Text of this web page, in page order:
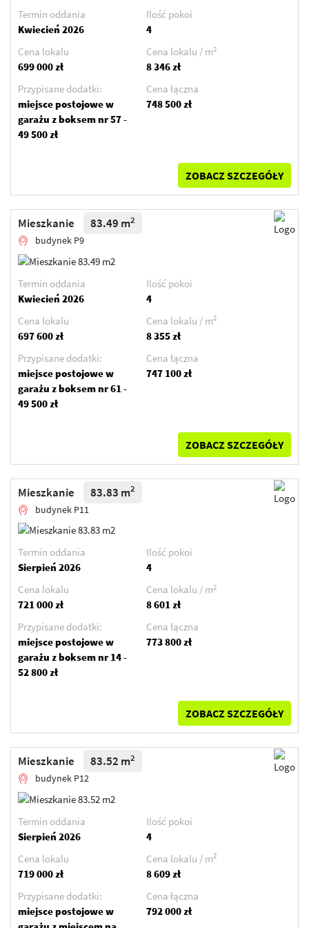
Termin oddania
Kwiecień 2026
Ilość pokoi
4
Cena lokalu
699 000 zł
Cena lokalu / m2
8 346 zł
Przypisane dodatki:
miejsce postojowe w
garażu z boksem nr 57 -
49 500 zł
Cena łączna
748 500 zł
ZOBACZ SZCZEGÓŁY
Mieszkanie 83.49 m2
budynek P9
Termin oddania
Kwiecień 2026
Ilość pokoi
4
Cena lokalu
697 600 zł
Cena lokalu / m2
8 355 zł
Przypisane dodatki:
miejsce postojowe w
garażu z boksem nr 61 -
49 500 zł
Cena łączna
747 100 zł
ZOBACZ SZCZEGÓŁY
Mieszkanie 83.83 m2
budynek P11
Termin oddania
Sierpień 2026
Ilość pokoi
4
Cena lokalu
721 000 zł
Cena lokalu / m2
8 601 zł
Przypisane dodatki:
miejsce postojowe w
garażu z boksem nr 14 -
52 800 zł
Cena łączna
773 800 zł
ZOBACZ SZCZEGÓŁY
Mieszkanie 83.52 m2
budynek P12
Termin oddania
Sierpień 2026
Ilość pokoi
4
Cena lokalu
719 000 zł
Cena lokalu / m2
8 609 zł
Przypisane dodatki:
miejsce postojowe w
Cena łączna
792 000 zł